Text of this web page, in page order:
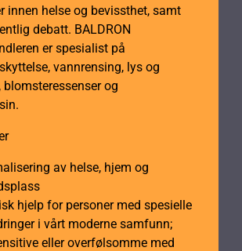
innen helse og bevissthet, samt
debatt. BALDRON
er spesialist på
vannrensing, lys og
og
av helse, hjem og
hjelp for personer med spesielle
i vårt moderne samfunn;
eller overfølsomme med